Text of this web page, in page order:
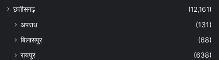
छत्तीसगढ़
(12,161)
अपराध
(131)
बिलासपुर
(68)
रायपुर
(638)